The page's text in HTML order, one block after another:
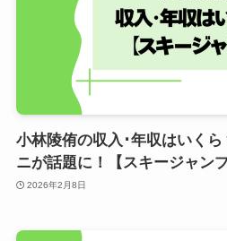
小林陵侑の収入･年収はいく
ニが話題に！【スキージャン
2026年2月8日